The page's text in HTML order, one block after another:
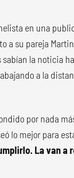
en una
a su pareja
la noticia
a la
por nada
lo mejor para
La van a